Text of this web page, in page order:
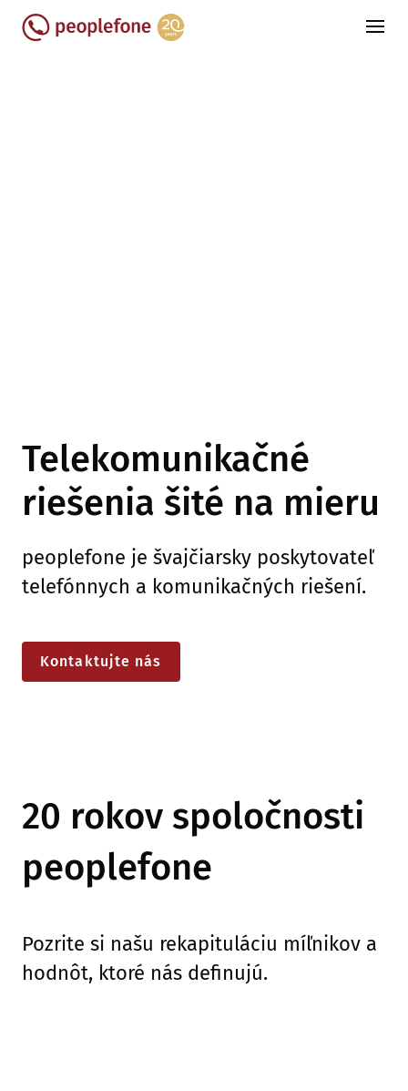
Telekomunikačné
riešenia šité na mieru
peoplefone je švajčiarsky poskytovateľ
telefónnych a komunikačných riešení.
Kontaktujte nás
20 rokov spoločnosti
peoplefone
Pozrite si našu rekapituláciu míľnikov a
hodnôt, ktoré nás definujú.